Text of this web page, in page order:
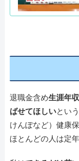
退職金含め生涯年
ばせてほしいとい
けんぽなど）健康
ほとんどの人は定